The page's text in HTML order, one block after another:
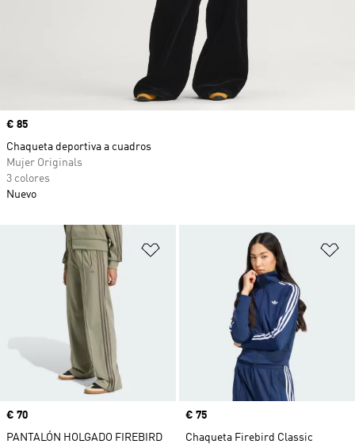
Añadir a la lista de deseos
Precio
€ 70
PANTALÓN HOLGADO FIREBIRD
Precio
€ 75
Chaqueta Firebird Classic
Precio
€ 85
Chaqueta deportiva a cuadros
Mujer Originals
3 colores
Nuevo